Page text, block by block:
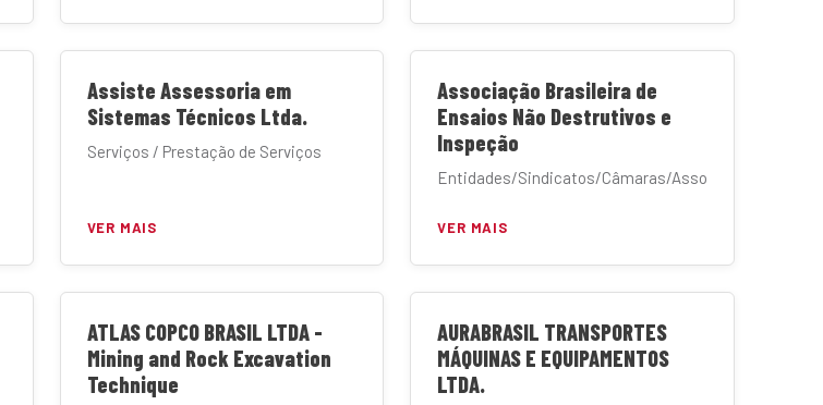
Assiste Assessoria em
Sistemas Técnicos Ltda.
Serviços / Prestação de Serviços
VER MAIS
Associação Brasileira de
Ensaios Não Destrutivos e
Inspeção
Entidades/Sindicatos/Câmaras/Associações
VER MAIS
ATLAS COPCO BRASIL LTDA -
Mining and Rock Excavation
Technique
AURABRASIL TRANSPORTES
MÁQUINAS E EQUIPAMENTOS
LTDA.